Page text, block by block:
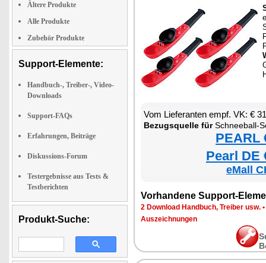
Ältere Produkte
Alle Produkte
Zubehör Produkte
Support-Elemente:
Handbuch-, Treiber-, Video-
Downloads
Support-FAQs
Erfahrungen, Beiträge
Diskussions-Forum
Testergebnisse aus Tests &
Testberichten
Produkt-Suche:
Vom Lieferanten empf. VK: €
Bezugsquelle fürSchneeball-
PEARL
Pearl DE
eMall
Vorhandene Support-
2 Download Handbuch, Treiber usw. •
Auszeichnungen